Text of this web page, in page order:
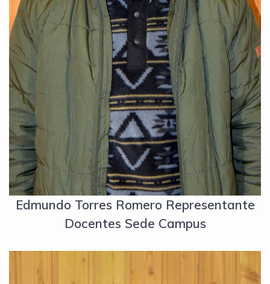
Edmundo Torres Romero Representante
Docentes Sede Campus